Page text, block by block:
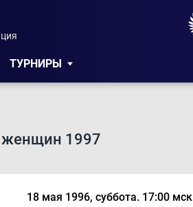
ТУРНИРЫ
женщин 1997
18 мая 1996, суббота. 17:00 мск